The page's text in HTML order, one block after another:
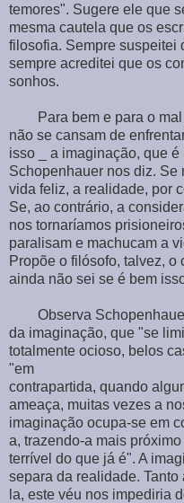
temores". Sugere ele que
mesma cautela que os
filosofia. Sempre suspeitei
sempre acreditei que os
sonhos.
Para bem e para o mal
não se cansam de
isso _ a imaginação, que
Schopenhauer nos diz. Se
vida feliz, a realidade, por
Se, ao contrário, a
nos tornaríamos
paralisam e machucam a
Propõe o filósofo, talvez, o
ainda não sei se é bem
Observa
da imaginação, que "se
totalmente ocioso, belos
"em
contrapartida, quando
ameaça, muitas vezes a
imaginação ocupa-se em
a, trazendo-a mais
terrível do que já é". A
separa da realidade.
la, este véu nos impediria